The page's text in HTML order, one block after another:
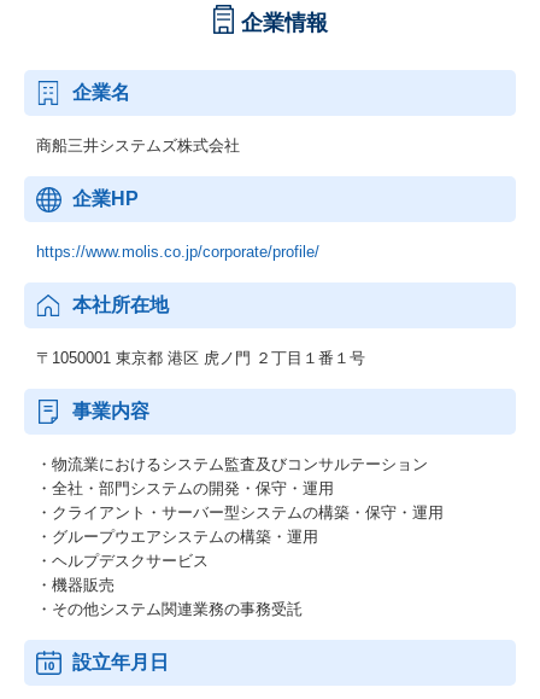
企業情報
企業名
商船三井システムズ株式会社
企業HP
https://www.molis.co.jp/corporate/profile/
本社所在地
〒1050001 東京都 港区 虎ノ門 ２丁目１番１号
事業内容
・物流業におけるシステム監査及びコンサルテーション
・全社・部門システムの開発・保守・運用
・クライアント・サーバー型システムの構築・保守・運用
・グループウエアシステムの構築・運用
・ヘルプデスクサービス
・機器販売
・その他システム関連業務の事務受託
設立年月日